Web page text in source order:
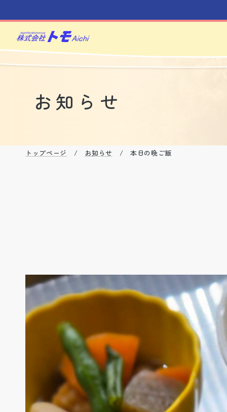
お知らせ
トップページ / お知らせ / 本日の晩ご飯